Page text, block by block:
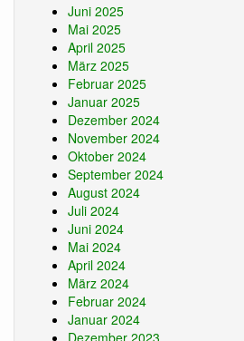
Juni 2025
Mai 2025
April 2025
März 2025
Februar 2025
Januar 2025
Dezember 2024
November 2024
Oktober 2024
September 2024
August 2024
Juli 2024
Juni 2024
Mai 2024
April 2024
März 2024
Februar 2024
Januar 2024
Dezember 2023